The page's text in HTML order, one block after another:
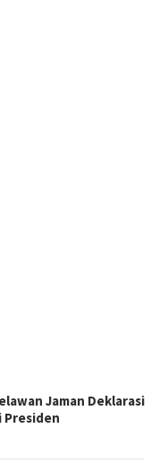
Jaman Deklarasi
Presiden